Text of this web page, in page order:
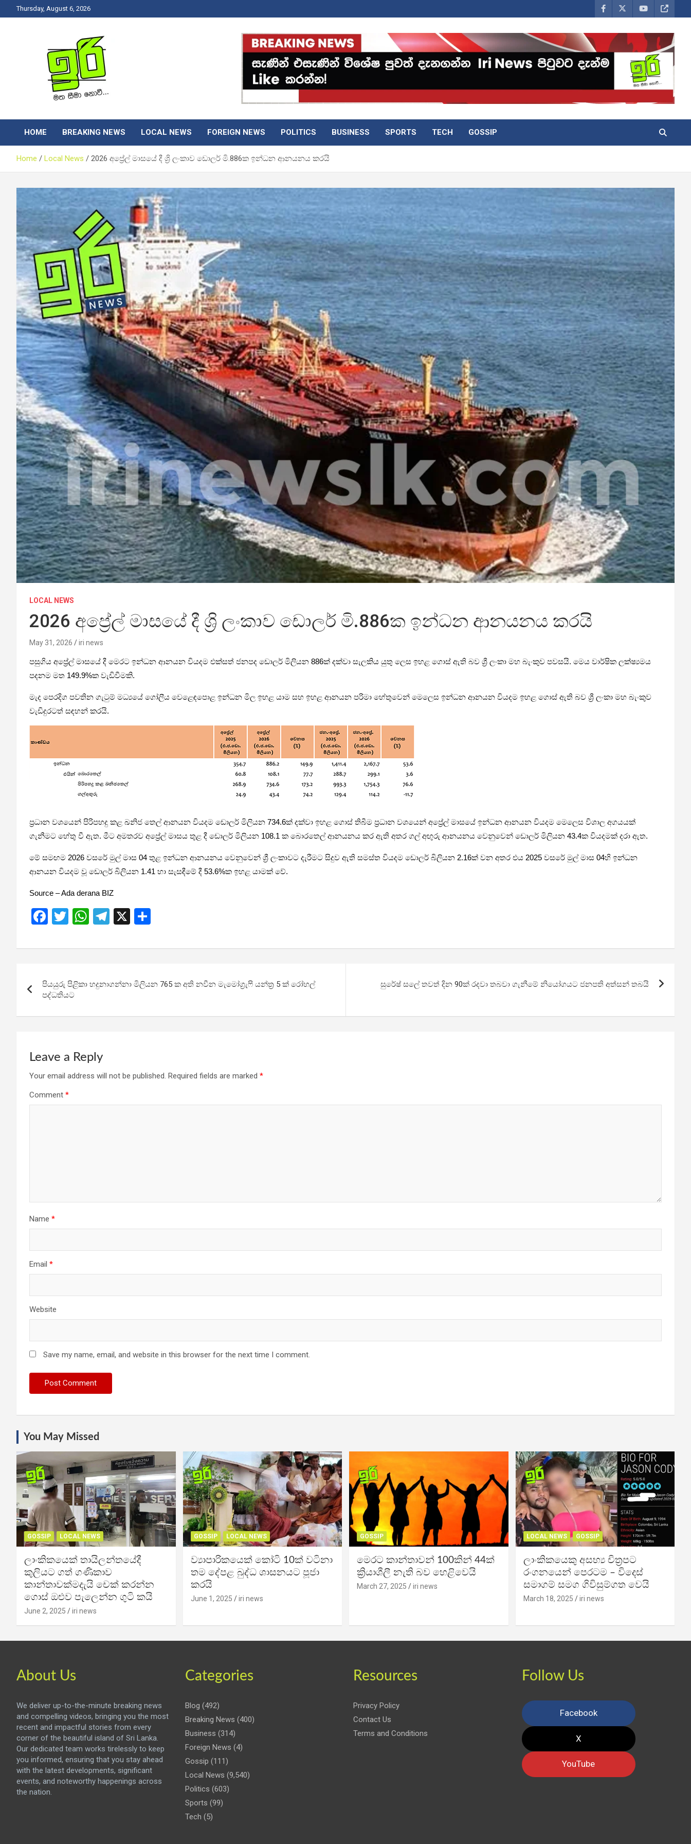
to
Thursday, August 6, 2026
Iri News
HOME BREAKING NEWS LOCAL NEWS FOREIGN NEWS POLITICS BUSINESS SPORTS TECH GOSSIP
Home Local News 2026 අප්‍රේල් මාසයේ දී ශ්‍රි ලංකාව ඩොලර් මි.886ක ඉන්ධන ආනයනය කරයි
LOCAL NEWS
2026 අප්‍රේල් මාසයේ දී ශ්‍රි ලංකාව ඩොලර් මි.886ක ඉන්ධන ආනයනය කරයි
May 31, 2026 iri news
පසුගිය අප්‍රේල් මාසයේ දී මෙරට ‍ඉන්ධන ආනයන වියදම එක්සත් ජනපද ඩොලර් මිලියන 886ක් දක්වා සැලකිය යුතු ලෙස ඉහළ ගොස් ඇති බව ශ්‍රී ලංකා මහ බැංකුව පවසයි. මෙය වාර්ෂික ලක්ෂ්‍යමය
පදනම මත 149.9%ක වැඩිවීමකි.
මැද පෙරදිග පවතින ගැටුම් මධ්‍යයේ ගෝලීය වෙළෙඳපොළ ඉන්ධන මිල ඉහළ යාම සහ ඉහළ ආනයන පරිමා හේතුවෙන් මෙලෙස ඉන්ධන ආනයන වියදම ඉහළ ගොස් ඇති බව ශ්‍රී ලංකා මහ බැංකුව
වැඩිදුරටත් සඳහන් කරයි.
ප්‍රධාන වශයෙන් පිරිපහදු කළ ඛනිජ තෙල් ආනයන වියදම ඩොලර් මිලියන 734.6ක් දක්වා ඉහළ ගොස් තිබීම ප්‍රධාන වශයෙන් අප්‍රේල් මාසයේ ඉන්ධන ආනයන වියදම මෙලෙස විශාල අගයයක්
ගැනීමට හේතු වී ඇත. මීට අමතරව අප්‍රේල් මාසය තුළ දී ඩොලර් මිලියන 108.1 ක බොරතෙල් ආනයනය කර ඇති අතර ගල් අඟුරු ආනයනය වෙනුවෙන් ඩොලර් මිලියන 43.4ක වියදමක් දරා ඇත.
මේ සමඟම 2026 වසරේ මුල් මාස 04 තුළ ඉන්ධන ආනයනය වෙනුවෙන් ශ්‍රී ලංකාවට දැරීමට සිදුව ඇති සමස්ත වියදම ඩොලර් බිලියන 2.16ක් වන අතර එය 2025 වසරේ මුල් මාස 04හි ඉන්ධන
ආනයන වියදම වූ ඩොලර් බිලියන 1.41 හා සැසඳීමේ දී 53.6%ක ඉහළ යාමක් වේ.
Source – Ada derana BIZ
F
ce
o
o
k
T
tt
W
at
A
p
T
e
a
X
ar
navigation
පියයුරු පිළිකා හදුනාගන්නා මිලියන 765 ක අති නවීන මැමෝග්‍රැෆි යන්ත්‍ර 5 ක් රෝහල්
පද්ධතියට
සුරේෂ් සලේ තවත් දින 90ක් රදවා තබවා ගැනීමේ නියෝගයට ජනපති අත්සන් තබයි
Leave a Reply
Your email address will not be published. Required fields are marked *
Comment *
Name *
Email *
Website
Save my name, email, and website in this browser for the next time I comment.
You May Missed
GOSSIP LOCAL NEWS
ලාංකිකයෙක් තායිලන්තයේදී
කුලියට ගත් ගණිකාව
කාන්තාවක්මදැයි චෙක් කරන්න
ගොස් ඔළුව පැලෙන්න ගුටි කයි
June 2, 2025 iri news
GOSSIP LOCAL NEWS
ව්‍යාපාරිකයෙක් කෝටි 10ක් වටිනා
තම දේපළ බුද්ධ ශාසනයට පූජා
කරයි
June 1, 2025 iri news
GOSSIP
මෙරට කාන්තාවන් 100කින් 44ක්
ක්‍රියාශීලී නැති බව හෙළිවෙයි
March 27, 2025 iri news
LOCAL NEWS GOSSIP
ලාංකිකයෙකු අසභ්‍ය චිත්‍රපට
රංගනයෙන් පෙරටම – විදෙස්
සමාගම් සමග ගිවිසුම්ගත වෙයි
March 18, 2025 iri news
About Us
We deliver up-to-the-minute breaking news
and compelling videos, bringing you the most
recent and impactful stories from every
corner of the beautiful island of Sri Lanka.
Our dedicated team works tirelessly to keep
you informed, ensuring that you stay ahead
with the latest developments, significant
events, and noteworthy happenings across
the nation.
Categories
Blog (492)
Breaking News (400)
Business (314)
Foreign News (4)
Gossip (111)
Local News (9,540)
Politics (603)
Sports (99)
Tech (5)
Resources
Privacy Policy
Contact Us
Terms and Conditions
Follow Us
Facebook
X
YouTube